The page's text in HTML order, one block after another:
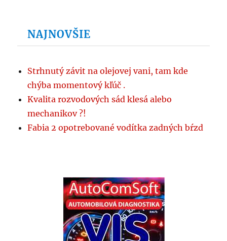
NAJNOVŠIE
Strhnutý závit na olejovej vani, tam kde
chýba momentový kľúč .
Kvalita rozvodových sád klesá alebo
mechanikov ?!
Fabia 2 opotrebované vodítka zadných bŕzd